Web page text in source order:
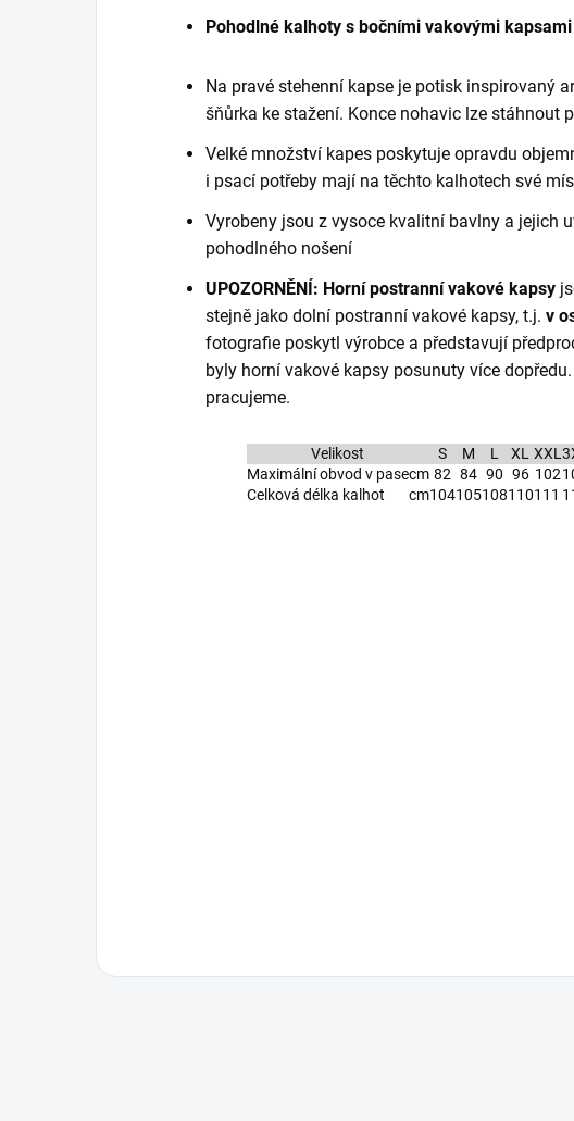
Pohodlné kalhoty s bočními vakovými kapsami
Na pravé stehenní kapse je potisk inspirovaný
šňůrka ke stažení. Konce nohavic lze stáhnout
Velké množství kapes poskytuje opravdu
i psací potřeby mají na těchto kalhotech své
Vyrobeny jsou z vysoce kvalitní bavlny a jejich
pohodlného nošení
UPOZORNĚNÍ: Horní postranní vakové kapsy
stejně jako dolní postranní vakové kapsy, t.j. v
fotografie poskytl výrobce a představují
byly horní vakové kapsy posunuty více
pracujeme.
Velikost S M L XL XXL
Maximální obvod v pasecm 82 84 90 96 102
Celková délka kalhot
cm104105108110111